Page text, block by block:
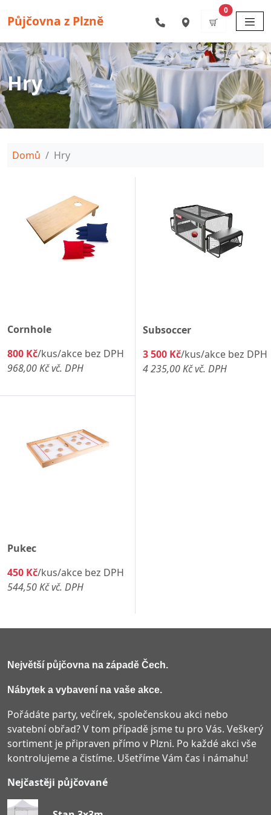
Půjčovna z Plzně
0items
Hry
Drobečková navigace
Domů Hry
Cornhole
800 Kč/kus/akce bez DPH
968,00 Kč vč. DPH
Subsoccer
3 500 Kč/kus/akce bez DPH
4 235,00 Kč vč. DPH
Pukec
450 Kč/kus/akce bez DPH
544,50 Kč vč. DPH
Největší půjčovna na západě Čech.
Nábytek a vybavení na vaše akce.
Pořádáte party, večírek, společenskou akci nebo
svatební obřad? V tom případě jsme tu pro Vás. Veškerý
sortiment je připraven přímo v Plzni. Po každé akci vše
kontrolujeme a čistíme. Ušetříme Vám čas i námahu!
Nejčastěji půjčované